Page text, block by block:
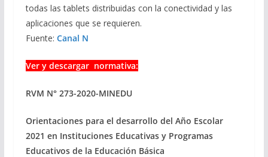
todas las tablets distribuidas con la conectividad y las
aplicaciones que se requieren.
Fuente: Canal N
Ver y descargar normativa:
RVM N° 273-2020-MINEDU
Orientaciones para el desarrollo del Año Escolar
2021 en Instituciones Educativas y Programas
Educativos de la Educación Básica